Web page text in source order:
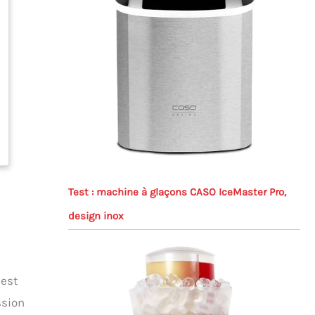
Test : machine à glaçons CASO IceMaster Pro,
design inox